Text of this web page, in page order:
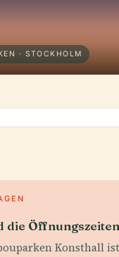
· STOCKHOLM
die
Konsthall